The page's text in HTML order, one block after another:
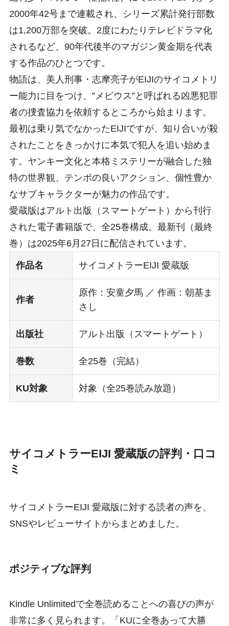
2000年42号まで連載され、シリーズ累計発行部数
は1,200万部を突破。2度にわたりテレビドラマ化
されるなど、90年代後半のマガジン黄金期を代表
する作品のひとつです。
物語は、美人刑事・志摩亮子がEIJIのサイコメトリ
ー能力に目をつけ、”メビウス”と呼ばれる凶悪犯罪
者の捜査協力を依頼するところから始まります。
最初は乗り気でなかったEIJIですが、知り合いが殺
されたことをきっかけに本気で犯人を追い始めま
す。ヤンキー文化と本格ミステリーが融合した独
特の世界観、テンポの良いアクション、個性豊か
なサブキャラクターが魅力の作品です。
愛蔵版はアルト出版（スマートゲート）から刊行
された電子書籍版で、全25巻構成。最新刊（最終
巻）は2025年6月27日に配信されています。
作品名 サイコメトラーEIJI 愛蔵版
作者
原作：安童夕馬 ／ 作画：朝基ま
さし
出版社 アルト出版（スマートゲート）
巻数 全25巻（完結）
KU対象 対象（全25巻読み放題）
サイコメトラーEIJI 愛蔵版の評判・口コ
ミ
サイコメトラーEIJI 愛蔵版に対する読者の声を、
SNSやレビューサイトからまとめました。
ポジティブな評判
Kindle Unlimitedで全巻読めることへの喜びの声が
非常に多く見られます。「KUに全巻あって大勝